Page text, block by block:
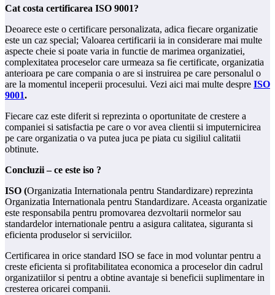
Cat costa certificarea ISO 9001?
Deoarece este o certificare personalizata, adica fiecare organizatie
este un caz special; Valoarea certificarii ia in considerare mai multe
aspecte cheie si poate varia in functie de marimea organizatiei,
complexitatea proceselor care urmeaza sa fie certificate, organizatia
anterioara pe care compania o are si instruirea pe care personalul o
are la momentul inceperii procesului. Vezi aici mai multe despre ISO
9001.
Fiecare caz este diferit si reprezinta o oportunitate de crestere a
companiei si satisfactia pe care o vor avea clientii si imputernicirea
pe care organizatia o va putea juca pe piata cu sigiliul calitatii
obtinute.
Concluzii – ce este iso ?
ISO (Organizatia Internationala pentru Standardizare) reprezinta
Organizatia Internationala pentru Standardizare. Aceasta organizatie
este responsabila pentru promovarea dezvoltarii normelor sau
standardelor internationale pentru a asigura calitatea, siguranta si
eficienta produselor si serviciilor.
Certificarea in orice standard ISO se face in mod voluntar pentru a
creste eficienta si profitabilitatea economica a proceselor din cadrul
organizatiilor si pentru a obtine avantaje si beneficii suplimentare in
cresterea oricarei companii.